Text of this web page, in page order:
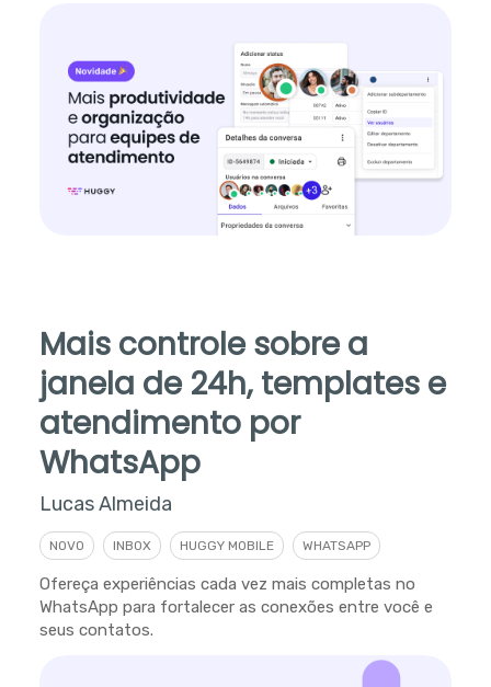
Mais controle sobre a
janela de 24h, templates e
atendimento por
WhatsApp
Lucas Almeida
NOVO INBOX HUGGY MOBILE WHATSAPP
Ofereça experiências cada vez mais completas no
WhatsApp para fortalecer as conexões entre você e
seus contatos.